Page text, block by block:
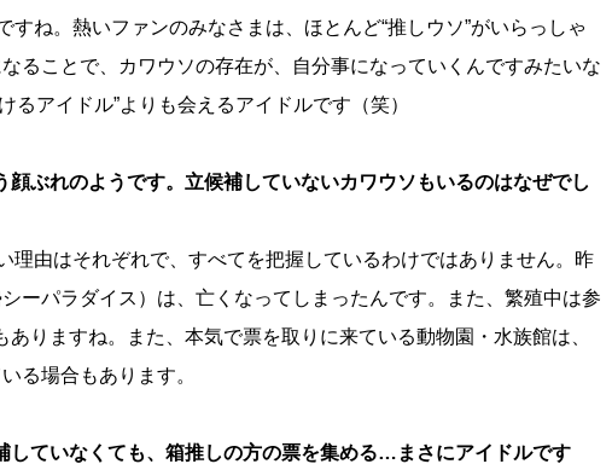
すね。熱いファンのみなさまは、ほとんど“推しウソ”がいらっしゃ
ることで、カワウソの存在が、自分事になっていくんですみたいな
るアイドル”よりも会えるアイドルです（笑）
ぶれのようです。立候補していないカワウソもいるのはなぜでし
理由はそれぞれで、すべてを把握しているわけではありません。昨
ーパラダイス）は、亡くなってしまったんです。また、繁殖中は参
ありますね。また、本気で票を取りに来ている動物園・水族館は、
る場合もあります。
ていなくても、箱推しの方の票を集める…まさにアイドルです